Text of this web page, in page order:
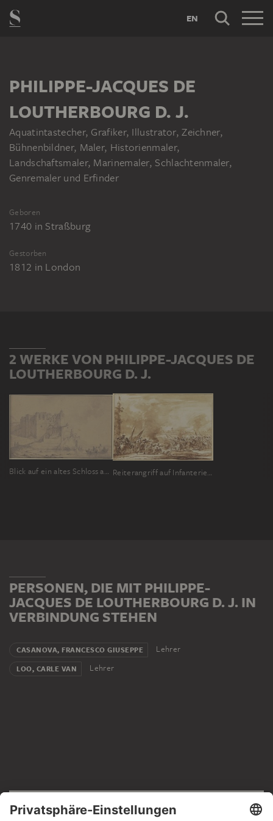
EN
PHILIPPE-JACQUES DE
LOUTHERBOURG D. J.
Aquatintastecher, Grafiker, Illustrator, Zeichner,
Bühnenbildner, Maler, Historienmaler,
Landschaftsmaler, Marinemaler, Schlachtenmaler,
Genremaler und Erfinder
Geboren
1740 in Straßburg
Gestorben
1812 in London
2 WERKE VON PHILIPPE-JACQUES DE
LOUTHERBOURG D. J.
Blick auf ein altes Schloss an der Rhône Reiterangriff auf Infanterie vor den Toren einer Stadt
PERSONEN, DIE MIT PHILIPPE-
JACQUES DE LOUTHERBOURG D. J. IN
VERBINDUNG STEHEN
CASANOVA, FRANCESCO GIUSEPPE Lehrer
LOO, CARLE VAN Lehrer
Impressum